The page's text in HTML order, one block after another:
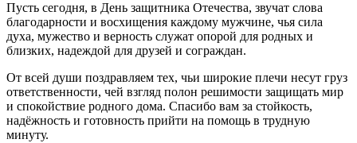
Пусть сегодня, в День защитника Отечества, звучат слова
благодарности и восхищения каждому мужчине, чья сила
духа, мужество и верность служат опорой для родных и
близких, надеждой для друзей и сограждан.
От всей души поздравляем тех, чьи широкие плечи несут груз
ответственности, чей взгляд полон решимости защищать мир
и спокойствие родного дома. Спасибо вам за стойкость,
надёжность и готовность прийти на помощь в трудную
минуту.